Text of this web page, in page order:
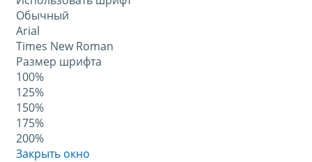
Обычный
Arial
Times New Roman
Размер шрифта
100%
125%
150%
175%
200%
Закрыть окно